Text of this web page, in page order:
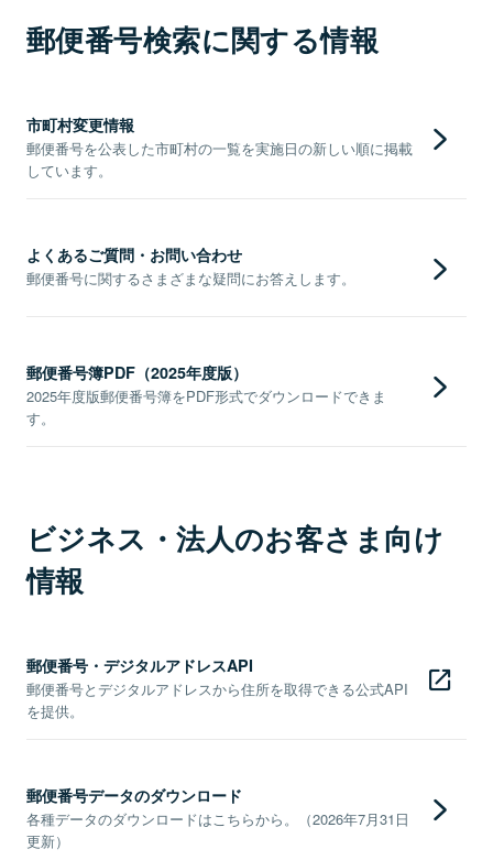
郵便番号検索に関する情報
市町村変更情報
郵便番号を公表した市町村の一覧を実施日の新しい順に掲載
しています。
よくあるご質問・お問い合わせ
郵便番号に関するさまざまな疑問にお答えします。
郵便番号簿PDF（2025年度版）
2025年度版郵便番号簿をPDF形式でダウンロードできま
す。
ビジネス・法人のお客さま向け
情報
郵便番号・デジタルアドレスAPI
郵便番号とデジタルアドレスから住所を取得できる公式API
を提供。
郵便番号データのダウンロード
各種データのダウンロードはこちらから。（2026年7月31日
更新）